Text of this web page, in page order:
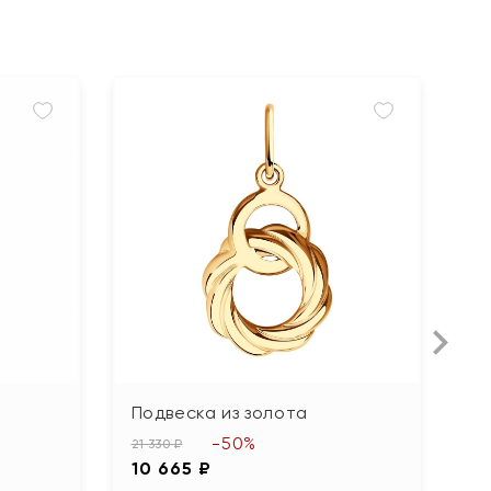
Подвеска из золота
21 330 ₽
10 665 ₽
-50%